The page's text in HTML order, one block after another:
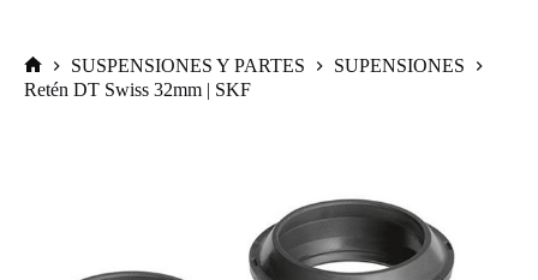
Inicio
SUSPENSIONES Y PARTES
SUPENSIONES
Retén DT Swiss 32mm | SKF